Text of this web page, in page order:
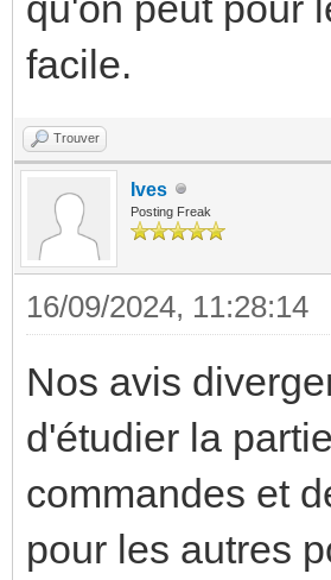
facile.
Trouver
Ives
Posting Freak
16/09/2024, 11:28:14
Nos avis
d'étudier la
commandes et
pour les autres